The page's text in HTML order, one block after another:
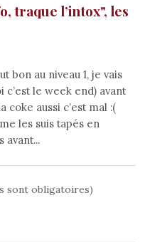
traque l’intox", les
bon au niveau 1, je vais
le week end) avant
coke aussi c’est mal :(
les suis tapés en
avant...
sont obligatoires)